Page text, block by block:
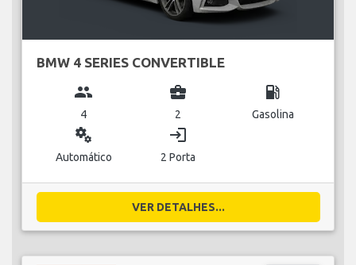
BMW 4 SERIES CONVERTIBLE
group
4
business_center
2
local_gas_station
Gasolina
miscellaneous_services
Automático
login
2 Porta
VER DETALHES...